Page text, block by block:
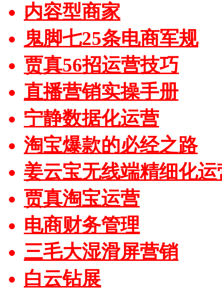
内容型商家
鬼脚七25条电商军规
贾真56招运营技巧
直播营销实操手册
宁静数据化运营
淘宝爆款的必经之路
姜云宝无线端精细化运
贾真淘宝运营
电商财务管理
三毛大湿滑屏营销
白云钻展